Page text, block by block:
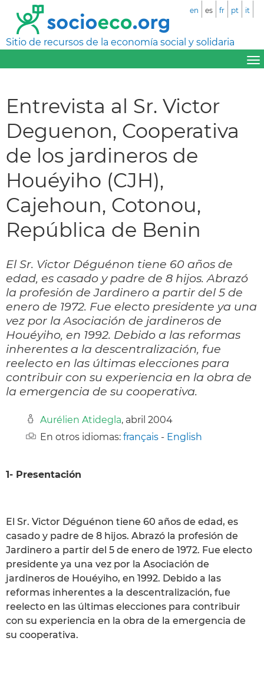
Sitio de recursos de la economía social y solidaria
en es fr pt it
Entrevista al Sr. Victor
Deguenon, Cooperativa
de los jardineros de
Houéyiho (CJH),
Cajehoun, Cotonou,
República de Benin
El Sr. Victor Déguénon tiene 60 años de
edad, es casado y padre de 8 hijos. Abrazó
la profesión de Jardinero a partir del 5 de
enero de 1972. Fue electo presidente ya una
vez por la Asociación de jardineros de
Houéyiho, en 1992. Debido a las reformas
inherentes a la descentralización, fue
reelecto en las últimas elecciones para
contribuir con su experiencia en la obra de
la emergencia de su cooperativa.
Aurélien Atidegla, abril 2004
En otros idiomas: français - English
1- Presentación
El Sr. Victor Déguénon tiene 60 años de edad, es
casado y padre de 8 hijos. Abrazó la profesión de
Jardinero a partir del 5 de enero de 1972. Fue electo
presidente ya una vez por la Asociación de
jardineros de Houéyiho, en 1992. Debido a las
reformas inherentes a la descentralización, fue
reelecto en las últimas elecciones para contribuir
con su experiencia en la obra de la emergencia de
su cooperativa.